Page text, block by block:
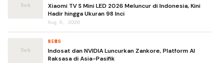
Xiaomi TV S Mini LED 2026 Meluncur di Indonesia, Kini
Hadir hingga Ukuran 98 Inci
Aug 6, 2026
NEWS
Indosat dan NVIDIA Luncurkan Zankore, Platform AI
Raksasa di Asia-Pasifik